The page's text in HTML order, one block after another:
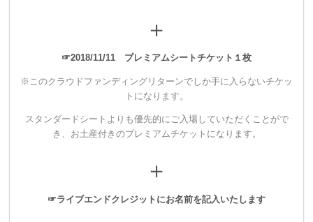
お名前をクレジットさせていただきます。
▼30,000円
【1組限定！】地獄のカラオケプラン
・オールナイトカラオケを開催し、そちらにご招待します。
＋
☞2018/11/11 プレミアムシートチケット１枚
※このクラウドファンディングリターンでしか手に入らないチケッ
トになります。
スタンダードシートよりも優先的にご入場していただくことがで
き、 お土産付きのプレミアムチケットになります。
＋
☞ライブエンドクレジットにお名前を記入いたします